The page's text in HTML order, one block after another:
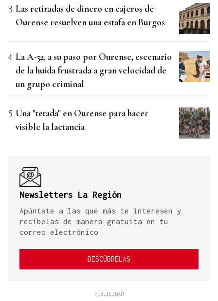
Las retiradas de dinero en cajeros de
Ourense resuelven una estafa en Burgos
La A-52, a su paso por Ourense, escenario
de la huida frustrada a gran velocidad de
un grupo criminal
Una "tetada" en Ourense para hacer
visible la lactancia
Newsletters La Región
Apúntate a las que más te interesen y
recíbelas de manera gratuita en tu
correo electrónico
DESCÚBRELAS